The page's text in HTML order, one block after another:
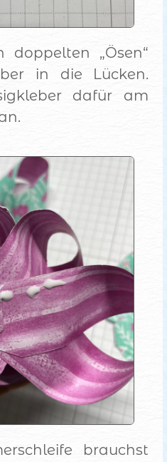
„Ösen“
in die Lücken.
dafür am
brauchst